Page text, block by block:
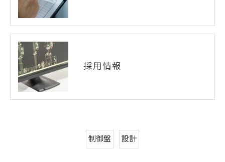
採用情報
制御盤 設計